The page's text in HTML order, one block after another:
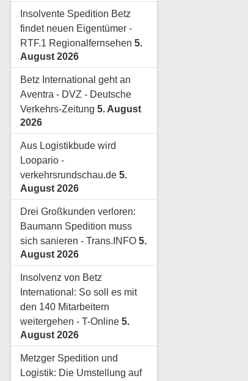
Insolvente Spedition Betz
findet neuen Eigentümer -
RTF.1 Regionalfernsehen 5.
August 2026
Betz International geht an
Aventra - DVZ - Deutsche
Verkehrs-Zeitung 5. August
2026
Aus Logistikbude wird
Loopario -
verkehrsrundschau.de 5.
August 2026
Drei Großkunden verloren:
Baumann Spedition muss
sich sanieren - Trans.INFO 5.
August 2026
Insolvenz von Betz
International: So soll es mit
den 140 Mitarbeitern
weitergehen - T-Online 5.
August 2026
Metzger Spedition und
Logistik: Die Umstellung auf